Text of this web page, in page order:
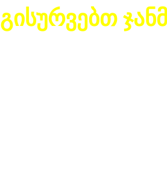
გისურვებთ